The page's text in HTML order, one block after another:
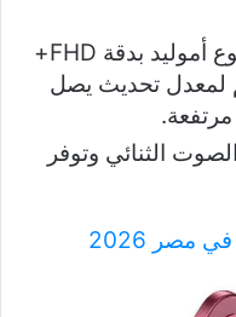
شاشة مسطحة رائعة من نوع أموليد بدقة FHD+
لمعدل تحديث يصل
الثنائي وتوفر